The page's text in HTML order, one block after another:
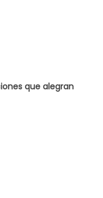
que alegran